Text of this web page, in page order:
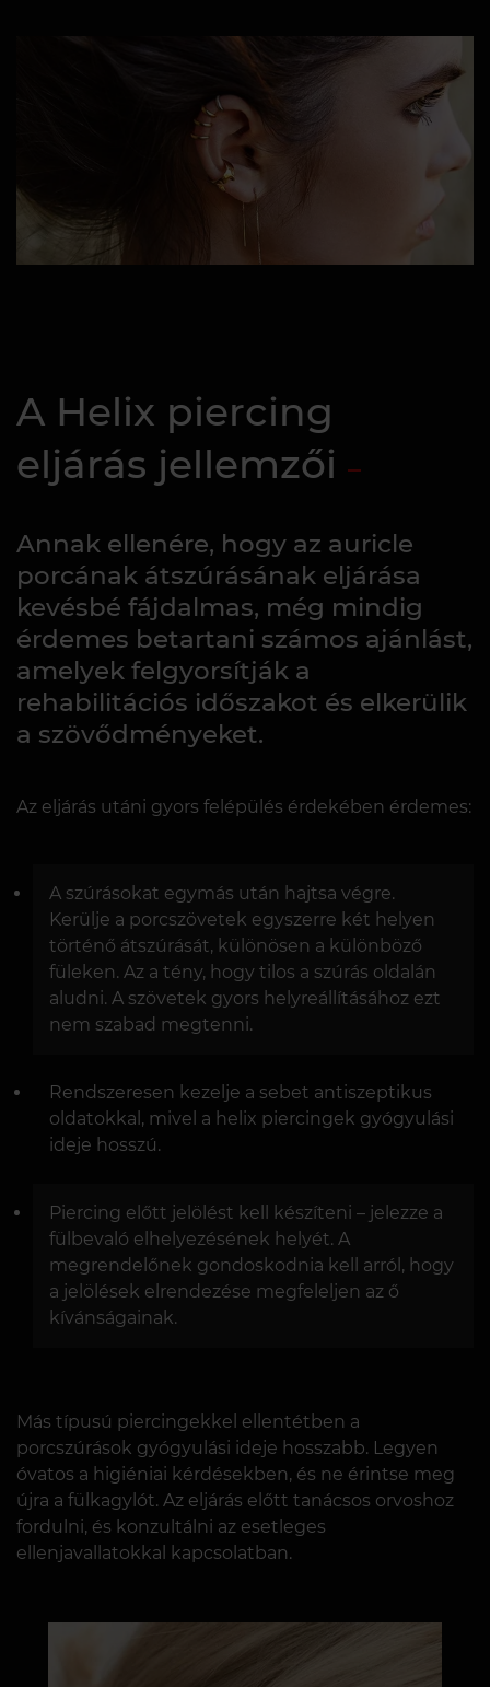
A Helix piercing
eljárás jellemzői
Annak ellenére, hogy az auricle
porcának átszúrásának eljárása
kevésbé fájdalmas, még mindig
érdemes betartani számos ajánlást,
amelyek felgyorsítják a
rehabilitációs időszakot és elkerülik
a szövődményeket.
Az eljárás utáni gyors felépülés érdekében érdemes:
A szúrásokat egymás után hajtsa végre.
Kerülje a porcszövetek egyszerre két helyen
történő átszúrását, különösen a különböző
füleken. Az a tény, hogy tilos a szúrás oldalán
aludni. A szövetek gyors helyreállításához ezt
nem szabad megtenni.
Rendszeresen kezelje a sebet antiszeptikus
oldatokkal, mivel a helix piercingek gyógyulási
ideje hosszú.
Piercing előtt jelölést kell készíteni – jelezze a
fülbevaló elhelyezésének helyét. A
megrendelőnek gondoskodnia kell arról, hogy
a jelölések elrendezése megfeleljen az ő
kívánságainak.
Más típusú piercingekkel ellentétben a
porcszúrások gyógyulási ideje hosszabb. Legyen
óvatos a higiéniai kérdésekben, és ne érintse meg
újra a fülkagylót. Az eljárás előtt tanácsos orvoshoz
fordulni, és konzultálni az esetleges
ellenjavallatokkal kapcsolatban.